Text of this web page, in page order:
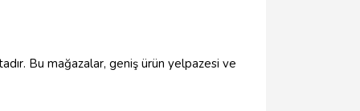
Bu mağazalar, geniş ürün yelpazesi ve